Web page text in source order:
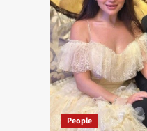
People